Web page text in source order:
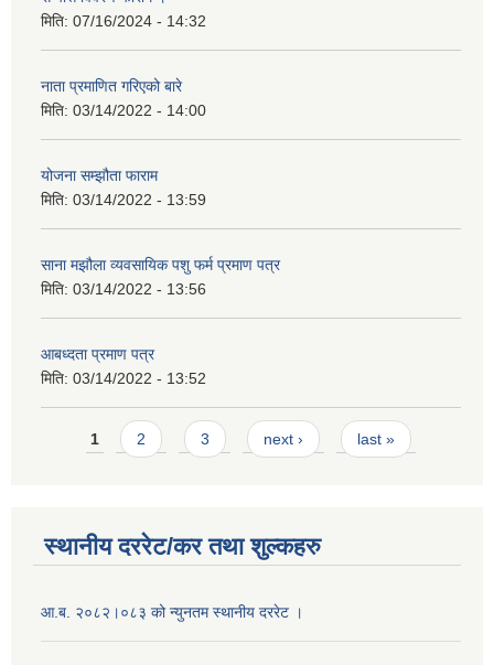
मिति: 07/16/2024 - 14:32
नाता प्रमाणित गरिएको बारे
मिति: 03/14/2022 - 14:00
योजना सम्झौता फाराम
मिति: 03/14/2022 - 13:59
साना मझौला व्यवसायिक पशु फर्म प्रमाण पत्र
मिति: 03/14/2022 - 13:56
आबध्दता प्रमाण पत्र
मिति: 03/14/2022 - 13:52
Pages
1 2 3 next › last »
स्थानीय दररेट/कर तथा शुल्कहरु
आ.ब. २०८२।०८३ को न्युनतम स्थानीय दररेट ।